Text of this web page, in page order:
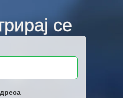
се